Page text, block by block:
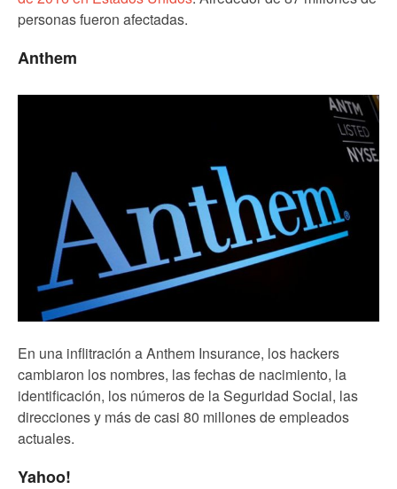
personas fueron afectadas.
Anthem
En una inflitración a Anthem Insurance, los hackers
cambiaron los nombres, las fechas de nacimiento, la
identificación, los números de la Seguridad Social, las
direcciones y más de casi 80 millones de empleados
actuales.
Yahoo!